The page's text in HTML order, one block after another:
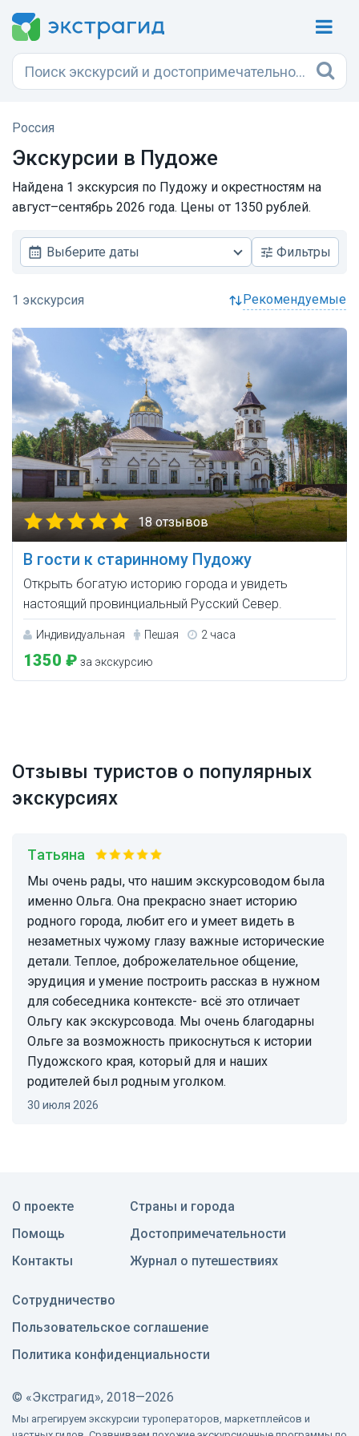
Россия
Экскурсии в Пудоже
Найдена 1 экскурсия по Пудожу и окрестностям на
август–сентябрь 2026 года. Цены от 1350 рублей.
Выберите даты Фильтры
рекомендуемые
18 отзывов
В гости к старинному Пудожу
Открыть богатую историю города и увидеть
настоящий провинциальный Русский Север.
Индивидуальная Пешая 2 часа
1350 ₽ за экскурсию
Отзывы туристов о популярных
экскурсиях
Татьяна
Мы очень рады, что нашим экскурсоводом была
именно Ольга. Она прекрасно знает историю
родного города, любит его и умеет видеть в
незаметных чужому глазу важные исторические
детали. Теплое, доброжелательное общение,
эрудиция и умение построить рассказ в нужном
для собеседника контексте- всё это отличает
Ольгу как экскурсовода. Мы очень благодарны
Ольге за возможность прикоснуться к истории
Пудожского края, который для и наших
родителей был родным уголком.
30 июля 2026
О проекте
Помощь
Контакты
Страны и города
Достопримечательности
Журнал о путешествиях
Сотрудничество
Пользовательское соглашение
Политика конфиденциальности
© «Экстрагид», 2018—2026
Мы агрегируем экскурсии туроператоров, маркетплейсов и